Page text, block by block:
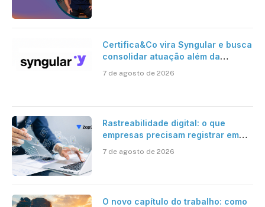
Certifica&Co vira Syngular e busca
consolidar atuação além da
7 de agosto de 2026
Rastreabilidade digital: o que
empresas precisam registrar em
7 de agosto de 2026
O novo capítulo do trabalho: como